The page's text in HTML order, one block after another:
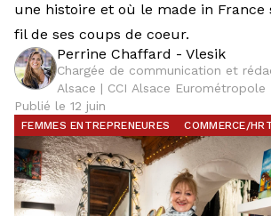
une histoire et où le made in France
fil de ses coups de coeur.
Perrine Chaffard - Vlesik
Chargée de communication et
Alsace | CCI Alsace Eurométropole
Publié le 12 juin
FEMMES ENTREPRENEURES COMMERCE/